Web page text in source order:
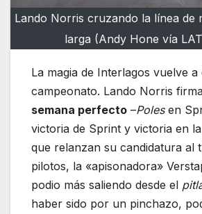
Lando Norris cruzando la línea de
larga (Andy Hone vía
La magia de Interlagos vuelve a
campeonato. Lando Norris
semana perfecto –Poles en
victoria de Sprint y victoria en
que relanzan su candidatura al
pilotos, la «apisonadora»
podio más saliendo desde el
haber sido por un pinchazo,